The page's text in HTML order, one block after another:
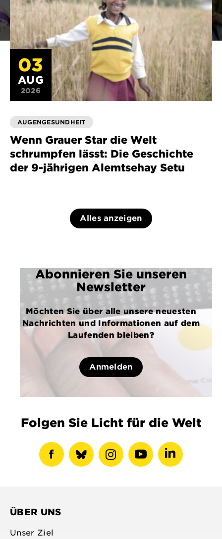
03
AUG
2026
AUGENGESUNDHEIT
Wenn Grauer Star die Welt
schrumpfen lässt: Die Geschichte
der 9-jährigen Alemtsehay Setu
Alles anzeigen
Abonnieren Sie unseren
Newsletter
Möchten Sie über alle unsere neuesten
Nachrichten und Informationen auf dem
Laufenden bleiben?
Anmelden
Folgen Sie Licht für die Welt
Facebook-
show Instagram-Youtube-LinkedIN-
ÜBER UNS
Unser Ziel